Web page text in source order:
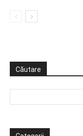
Căutare